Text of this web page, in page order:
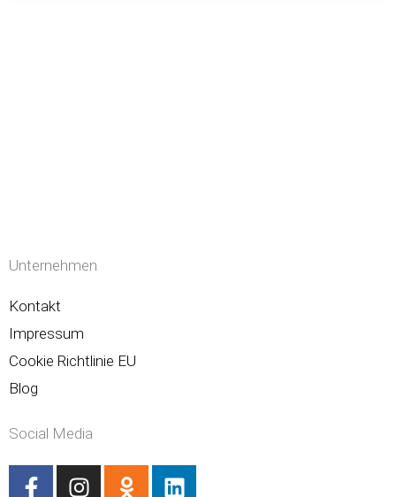
Unternehmen
Kontakt
Impressum
Cookie Richtlinie EU
Blog
Social Media
F
I
O
L